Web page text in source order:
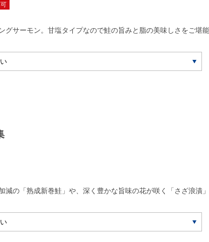
グサーモン。甘塩タイプなので鮭の旨みと脂の美味しさをご堪能
減の「熟成新巻鮭」や、深く豊かな旨味の花が咲く「さざ浪漬